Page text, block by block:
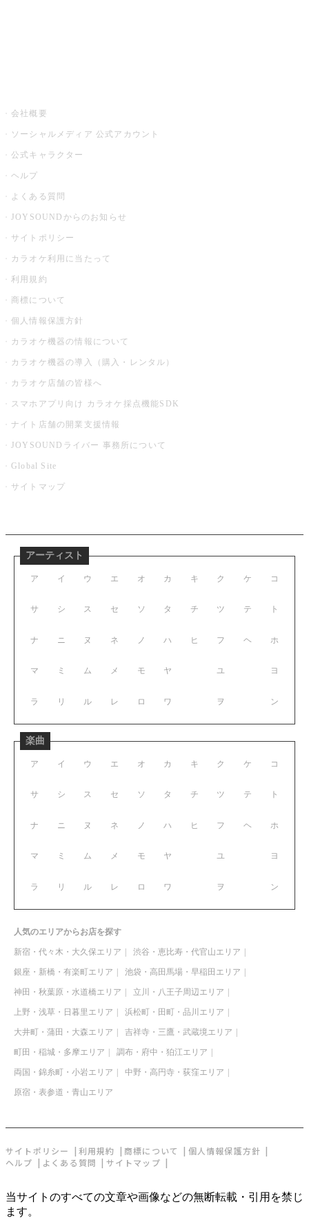
会社概要
ソーシャルメディア 公式アカウント
公式キャラクター
ヘルプ
よくある質問
JOYSOUNDからのお知らせ
サイトポリシー
カラオケ利用に当たって
利用規約
商標について
個人情報保護方針
カラオケ機器の情報について
カラオケ機器の導入（購入・レンタル）
カラオケ店舗の皆様へ
スマホアプリ向け カラオケ採点機能SDK
ナイト店舗の開業支援情報
JOYSOUNDライバー 事務所について
Global Site
サイトマップ
アーティスト
ア イ ウ エ オ
サ シ ス セ ソ
ナ ニ ヌ ネ ノ
マ ミ ム メ モ
ラ リ ル レ ロ
カ キ ク ケ コ
タ チ ツ テ ト
ハ ヒ フ ヘ ホ
ヤ ユ ヨ
ワ ヲ ン
楽曲
ア イ ウ エ オ
サ シ ス セ ソ
ナ ニ ヌ ネ ノ
マ ミ ム メ モ
ラ リ ル レ ロ
カ キ ク ケ コ
タ チ ツ テ ト
ハ ヒ フ ヘ ホ
ヤ ユ ヨ
ワ ヲ ン
人気のエリアからお店を探す
新宿・代々木・大久保エリア 渋谷・恵比寿・代官山エリア
銀座・新橋・有楽町エリア 池袋・高田馬場・早稲田エリア
神田・秋葉原・水道橋エリア 立川・八王子周辺エリア
上野・浅草・日暮里エリア 浜松町・田町・品川エリア
大井町・蒲田・大森エリア 吉祥寺・三鷹・武蔵境エリア
町田・稲城・多摩エリア 調布・府中・狛江エリア
両国・錦糸町・小岩エリア 中野・高円寺・荻窪エリア
原宿・表参道・青山エリア
サイトポリシー 利用規約 商標について
個人情報保護方針
ヘルプ
よくある質問 サイトマップ
当サイトのすべての文章や画像などの無断転載・引用を禁じ
ます。